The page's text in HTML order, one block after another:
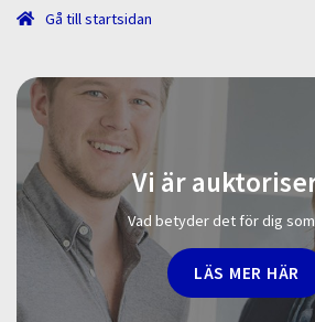
Gå till startsidan
Vi är
Vad betyder det för dig
LÄS MER HÄR